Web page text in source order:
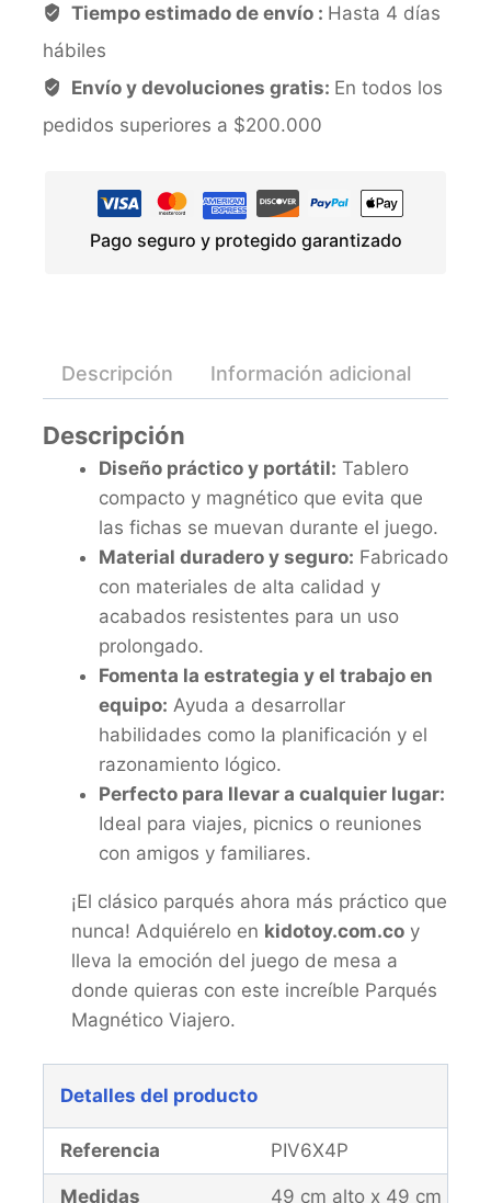
Tiempo estimado de envío : Hasta 4 días
hábiles
Envío y devoluciones gratis: En todos los
pedidos superiores a $200.000
Pago seguro y protegido garantizado
Descripción Información adicional
Descripción
Diseño práctico y portátil: Tablero
compacto y magnético que evita que
las fichas se muevan durante el juego.
Material duradero y seguro: Fabricado
con materiales de alta calidad y
acabados resistentes para un uso
prolongado.
Fomenta la estrategia y el trabajo en
equipo: Ayuda a desarrollar
habilidades como la planificación y el
razonamiento lógico.
Perfecto para llevar a cualquier lugar:
Ideal para viajes, picnics o reuniones
con amigos y familiares.
¡El clásico parqués ahora más práctico que
nunca! Adquiérelo en kidotoy.com.coy
lleva la emoción del juego de mesa a
donde quieras con este increíble Parqués
Magnético Viajero.
Detalles del producto
Referencia PIV6X4P
Medidas 49 cm alto x 49 cm